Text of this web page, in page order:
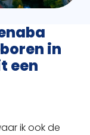
in
een
ik ook de